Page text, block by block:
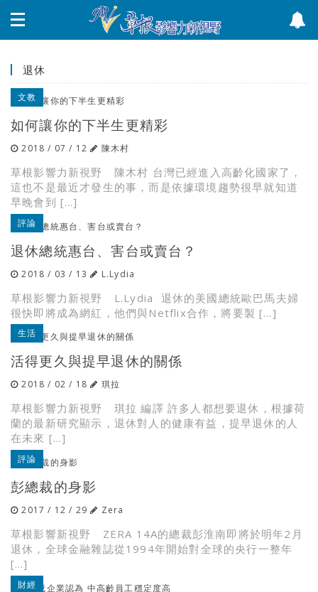
退休
文教
如何讓你的下半生更精彩
2018 / 07 / 12 陳木村
草根影響力新視野 陳木村 台灣已經進入高齡化國家了，
這也不是最近才發生的事，而是依據環境趨勢很早就知道
早晚會到 […]
評論
退休總統惠台、害台或賣台？
2018 / 03 / 13 L.Lydia
草根影響力新視野 L.Lydia 退休的美國總統歐巴馬夫婦
很快即將成為網紅，他們與Netflix合作，將要製 […]
生活
活得更久與提早退休的關係
2018 / 02 / 18 琪拉
草根影響力新視野 琪拉 編譯 許多人都想要退休，根據荷
蘭的最新研究顯示，退休對人的健康有益，提早退休的人
在未來 […]
評論
彭總裁的身影
2017 / 12 / 29 Zera
草根影響新視野 ZERA 14A的總裁彭淮南即將於明年2月
退休，全球金融雜誌從1994年開始對全球的央行一整年
[…]
財經